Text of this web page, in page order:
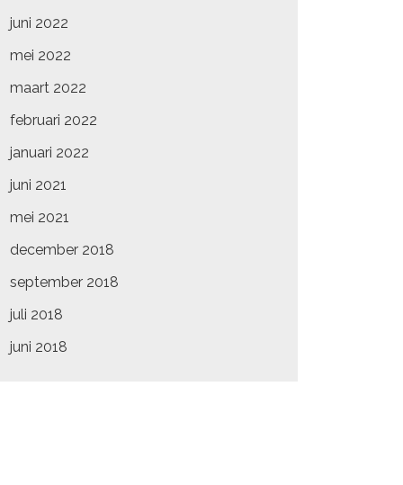
juni 2022
mei 2022
maart 2022
februari 2022
januari 2022
juni 2021
mei 2021
december 2018
september 2018
juli 2018
juni 2018